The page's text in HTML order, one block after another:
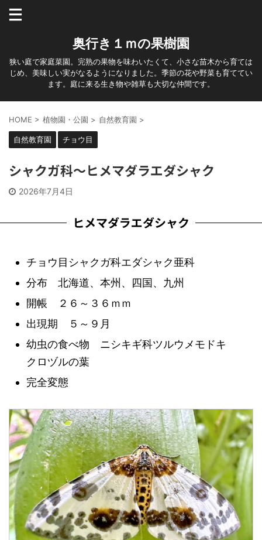
奥行き１ｍの果樹園
狭い庭で家庭菜園。完熟の果物を味わいたくて、小さな苗木から育ては
じめ、美味しい実がなるようになりました。季節の花や野菜も育ててい
ます。庭に来る生き物や雑草も大切な仲間です。
HOME > 植物園・公園 > 自然教育園 >
自然教育園 チョウ目
シャクガ科～ヒメマダラエダシャク
2026年7月4日
ヒメマダラエダシャク
チョウ目シャクガ科エダシャク亜科
分布 北海道、本州、四国、九州
開帳 ２６～３６ｍｍ
出現期 ５～９月
幼虫の食べ物 ニシキギ科ツルウメモドキ
クロヅルの葉
完全変態